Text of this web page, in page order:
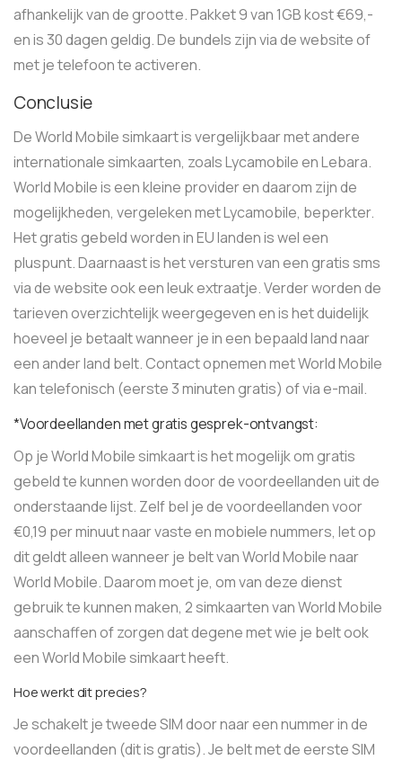
afhankelijk van de grootte. Pakket 9 van 1GB kost €69,-
en is 30 dagen geldig. De bundels zijn via de website of
met je telefoon te activeren.
Conclusie
De World Mobile simkaart is vergelijkbaar met andere
internationale simkaarten, zoals Lycamobile en Lebara.
World Mobile is een kleine provider en daarom zijn de
mogelijkheden, vergeleken met Lycamobile, beperkter.
Het gratis gebeld worden in EU landen is wel een
pluspunt. Daarnaast is het versturen van een gratis sms
via de website ook een leuk extraatje. Verder worden de
tarieven overzichtelijk weergegeven en is het duidelijk
hoeveel je betaalt wanneer je in een bepaald land naar
een ander land belt. Contact opnemen met World Mobile
kan telefonisch (eerste 3 minuten gratis) of via e-mail.
*Voordeellanden met gratis gesprek-ontvangst:
Op je World Mobile simkaart is het mogelijk om gratis
gebeld te kunnen worden door de voordeellanden uit de
onderstaande lijst. Zelf bel je de voordeellanden voor
€0,19 per minuut naar vaste en mobiele nummers, let op
dit geldt alleen wanneer je belt van World Mobile naar
World Mobile. Daarom moet je, om van deze dienst
gebruik te kunnen maken, 2 simkaarten van World Mobile
aanschaffen of zorgen dat degene met wie je belt ook
een World Mobile simkaart heeft.
Hoe werkt dit precies?
Je schakelt je tweede SIM door naar een nummer in de
voordeellanden (dit is gratis). Je belt met de eerste SIM